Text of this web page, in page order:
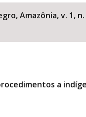
Amazônia, v. 1, n.
a